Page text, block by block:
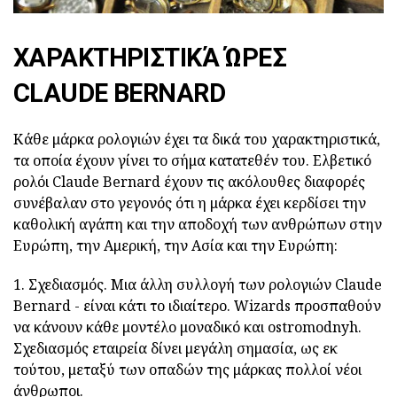
ΧΑΡΑΚΤΗΡΙΣΤΙΚΆ ΏΡΕΣ
CLAUDE BERNARD
Κάθε μάρκα ρολογιών έχει τα δικά του χαρακτηριστικά,
τα οποία έχουν γίνει το σήμα κατατεθέν του. Ελβετικό
ρολόι Claude Bernard έχουν τις ακόλουθες διαφορές
συνέβαλαν στο γεγονός ότι η μάρκα έχει κερδίσει την
καθολική αγάπη και την αποδοχή των ανθρώπων στην
Ευρώπη, την Αμερική, την Ασία και την Ευρώπη:
1. Σχεδιασμός. Μια άλλη συλλογή των ρολογιών Claude
Bernard - είναι κάτι το ιδιαίτερο. Wizards προσπαθούν
να κάνουν κάθε μοντέλο μοναδικό και ostromodnyh.
Σχεδιασμός εταιρεία δίνει μεγάλη σημασία, ως εκ
τούτου, μεταξύ των οπαδών της μάρκας πολλοί νέοι
άνθρωποι.